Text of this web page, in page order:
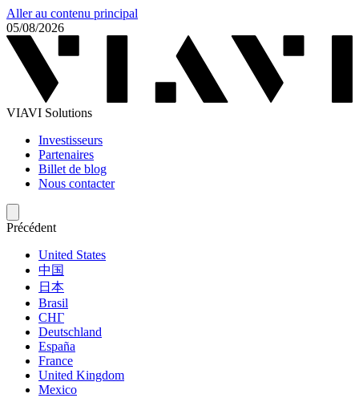
Aller au contenu principal
05/08/2026
VIAVI Solutions
Investisseurs
Partenaires
Billet de blog
Nous contacter
Précédent
United States
中国
日本
Brasil
СНГ
Deutschland
España
France
United Kingdom
Mexico